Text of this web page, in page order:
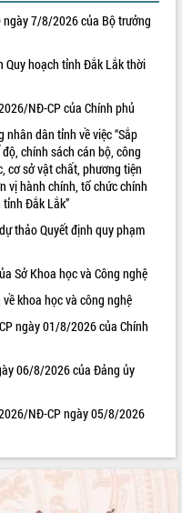
ngày 7/8/2026 của Bộ trưởng
Quy hoạch tỉnh Đắk Lắk thời
NĐ-CP của Chính phủ
dân tỉnh về việc “Sắp
chính sách cán bộ, công
cơ sở vật chất, phương tiện
vị hành chính, tổ chức chính
Đắk Lắk”
thảo Quyết định quy phạm
Sở Khoa học và Công nghệ
khoa học và công nghệ
ngày 01/8/2026 của Chính
06/8/2026 của Đảng ủy
NĐ-CP ngày 05/8/2026